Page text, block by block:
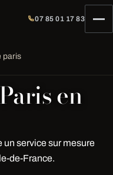
07 85 01 17 83
paris
en
un service sur mesure
de-France.